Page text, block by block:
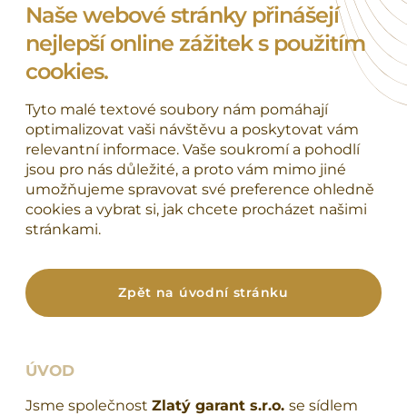
Naše webové stránky přinášejí
nejlepší online zážitek s použitím
cookies.
Tyto malé textové soubory nám pomáhají
optimalizovat vaši návštěvu a poskytovat vám
relevantní informace. Vaše soukromí a pohodlí
jsou pro nás důležité, a proto vám mimo jiné
umožňujeme spravovat své preference ohledně
cookies a vybrat si, jak chcete procházet našimi
stránkami.
Zpět na úvodní stránku
ÚVOD
Jsme společnost Zlatý garant s.r.o. se sídlem